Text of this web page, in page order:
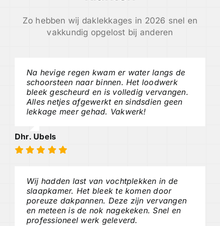
Zo hebben wij daklekkages in 2026 snel en
vakkundig opgelost bij anderen
Na hevige regen kwam er water langs de
schoorsteen naar binnen. Het loodwerk
bleek gescheurd en is volledig vervangen.
Alles netjes afgewerkt en sindsdien geen
lekkage meer gehad. Vakwerk!
Dhr. Ubels
Wij hadden last van vochtplekken in de
slaapkamer. Het bleek te komen door
poreuze dakpannen. Deze zijn vervangen
en meteen is de nok nagekeken. Snel en
professioneel werk geleverd.